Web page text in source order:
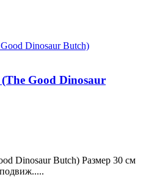
Good Dinosaur
Dinosaur Butch) Размер 30 см